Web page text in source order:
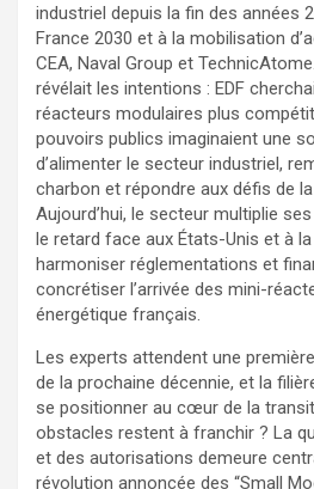
industriel depuis la fin des années
France 2030 et à la mobilisation
CEA, Naval Group et
révélait les intentions : EDF
réacteurs modulaires plus
pouvoirs publics imaginaient une
d’alimenter le secteur industriel,
charbon et répondre aux défis de
Aujourd’hui, le secteur multiplie
le retard face aux États-Unis et à
harmoniser réglementations et
concrétiser l’arrivée des mini-
énergétique français.
Les experts attendent une
de la prochaine décennie, et la
se positionner au cœur de la
obstacles restent à franchir ? La
et des autorisations demeure
révolution annoncée des “Small